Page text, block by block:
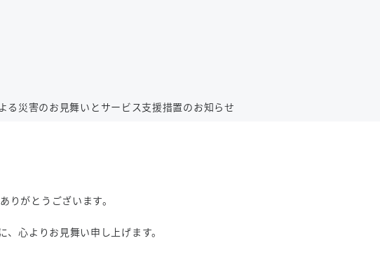
る災害のお見舞いとサービス支援措置のお知らせ
りがとうございます。
心よりお見舞い申し上げます。